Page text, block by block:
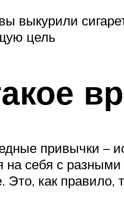
выкурили
цель
привычки –
на себя с
Это, как